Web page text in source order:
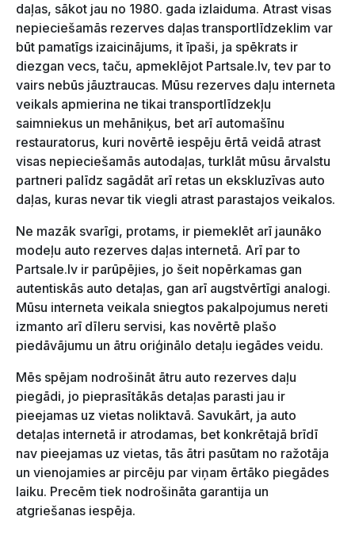
daļas, sākot jau no 1980. gada izlaiduma. Atrast visas
nepieciešamās rezerves daļas transportlīdzeklim var
būt pamatīgs izaicinājums, it īpaši, ja spēkrats ir
diezgan vecs, taču, apmeklējot Partsale.lv, tev par to
vairs nebūs jāuztraucas. Mūsu rezerves daļu interneta
veikals apmierina ne tikai transportlīdzekļu
saimniekus un mehāniķus, bet arī automašīnu
restauratorus, kuri novērtē iespēju ērtā veidā atrast
visas nepieciešamās autodaļas, turklāt mūsu ārvalstu
partneri palīdz sagādāt arī retas un ekskluzīvas auto
daļas, kuras nevar tik viegli atrast parastajos veikalos.
Ne mazāk svarīgi, protams, ir piemeklēt arī jaunāko
modeļu auto rezerves daļas internetā. Arī par to
Partsale.lv ir parūpējies, jo šeit nopērkamas gan
autentiskās auto detaļas, gan arī augstvērtīgi analogi.
Mūsu interneta veikala sniegtos pakalpojumus nereti
izmanto arī dīleru servisi, kas novērtē plašo
piedāvājumu un ātru oriģinālo detaļu iegādes veidu.
Mēs spējam nodrošināt ātru auto rezerves daļu
piegādi, jo pieprasītākās detaļas parasti jau ir
pieejamas uz vietas noliktavā. Savukārt, ja auto
detaļas internetā ir atrodamas, bet konkrētajā brīdī
nav pieejamas uz vietas, tās ātri pasūtam no ražotāja
un vienojamies ar pircēju par viņam ērtāko piegādes
laiku. Precēm tiek nodrošināta garantija un
atgriešanas iespēja.